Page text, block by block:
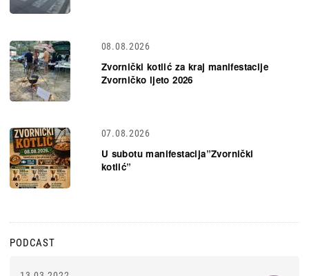
08.08.2026
Zvornički kotlić za kraj manifestacije
Zvorničko ljeto 2026
07.08.2026
U subotu manifestacija”Zvornički
kotlić”
PODCAST